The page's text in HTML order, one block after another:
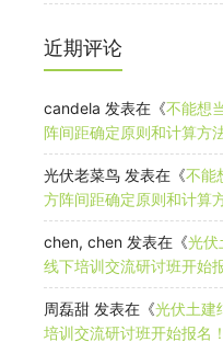
近期评论
candela 发表在《不能想
阵间距确定原则和计算方
光伏老菜鸟 发表在《不能
方阵间距确定原则和计算
chen, chen 发表在《光伏
线下培训交流研讨班开始
周磊甜 发表在《光伏土建
培训交流研讨班开始报名！